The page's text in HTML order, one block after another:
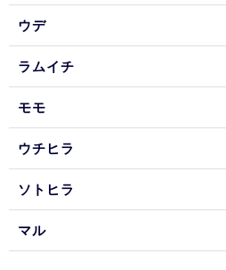
ウデ
ラムイチ
モモ
ウチヒラ
ソトヒラ
マル